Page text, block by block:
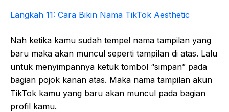
Langkah 11: Cara Bikin Nama TikTok Aesthetic
Nah ketika kamu sudah tempel nama tampilan yang
baru maka akan muncul seperti tampilan di atas. Lalu
untuk menyimpannya ketuk tombol “simpan” pada
bagian pojok kanan atas. Maka nama tampilan akun
TikTok kamu yang baru akan muncul pada bagian
profil kamu.